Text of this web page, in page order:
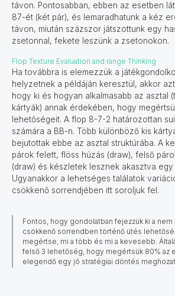
távon. Pontosabban, ebben az esetben
87-ét (két pár), és lemaradhatunk a kéz
távon, miután százszor játszottunk egy
zsetonnal, fekete leszünk a zsetonokon.
Flop Texture Evaluation and range Thinking
Ha továbbra is elemezzük a
helyzetnek a példáján keresztül, akkor
hogy ki és hogyan alkalmasabb az asztal
kártyák) annak érdekében, hogy
lehetőségeit. A flop 8-7-2 határozottan
számára a BB-n. Több különböző kis
bejutottak ebbe az asztal struktúrába. A
párok felett, flöss húzás (draw), felső
(draw) és készletek lesznek akasztva
Ugyanakkor a lehetséges találatok
csökkenő sorrendjében itt soroljuk fel.
Fontos, hogy gondolatban fejezzük ki a nem
csökkenő sorrendben történő ütés
megértse, mi a több és mi a kevesebb.
felső 3 lehetőség, hogy megértsük 80% az
elegendő egy jó stratégiai döntés